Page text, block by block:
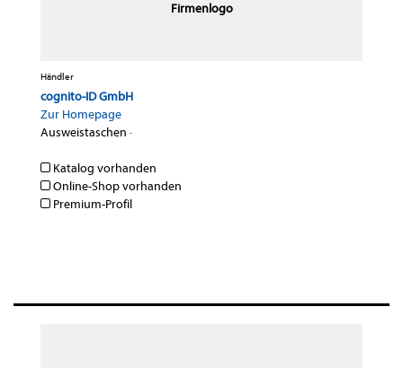
Firmenlogo
Händler
cognito-ID GmbH
Zur Homepage
Ausweistaschen ·
Katalog vorhanden
Online-Shop vorhanden
Premium-Profil